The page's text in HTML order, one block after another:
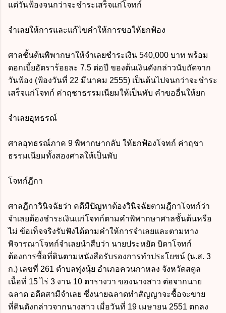
แต่วันฟ้องจนกว่าจะชำระเสร็จแก่โจทก์
จำเลยให้การและแก้ไขคำให้การขอให้ยกฟ้อง
ศาลชั้นต้นพิพากษาให้จำเลยชำระเงิน 540,000 บาท พร้อม
ดอกเบี้ยอัตราร้อยละ 7.5 ต่อปี ของต้นเงินดังกล่าวนับถัดจาก
วันฟ้อง (ฟ้องวันที่ 22 มีนาคม 2555) เป็นต้นไปจนกว่าจะชำระ
เสร็จแก่โจทก์ ค่าฤชาธรรมเนียมให้เป็นพับ คำขออื่นให้ยก
จำเลยอุทธรณ์
ศาลอุทธรณ์ภาค 9 พิพากษากลับ ให้ยกฟ้องโจทก์ ค่าฤชา
ธรรมเนียมทั้งสองศาลให้เป็นพับ
โจทก์ฎีกา
ศาลฎีกาวินิจฉัยว่า คดีมีปัญหาต้องวินิจฉัยตามฎีกาโจทก์ว่า
จำเลยต้องชำระเงินแก่โจทก์ตามคำพิพากษาศาลชั้นต้นหรือ
ไม่ ข้อเท็จจริงรับฟังได้ตามคำให้การจำเลยและตามทาง
พิจารณาโจทก์จำเลยนำสืบว่า นายประหยัด บิดาโจทก์
ต้องการซื้อที่ดินตามหนังสือรับรองการทำประโยชน์ (น.ส. 3
ก.) เลขที่ 261 ตำบลทุ่งนุ้ย อำเภอควนกาหลง จังหวัดสตูล
เนื้อที่ 15 ไร่ 3 งาน 10 ตารางวา ของนางสาว ต่อจากนาย
ฉลาด อดีตสามีจำเลย ซึ่งนายฉลาดทำสัญญาจะซื้อจะขาย
ที่ดินดังกล่าวจากนางสาว เมื่อวันที่ 19 เมษายน 2551 ตกลง